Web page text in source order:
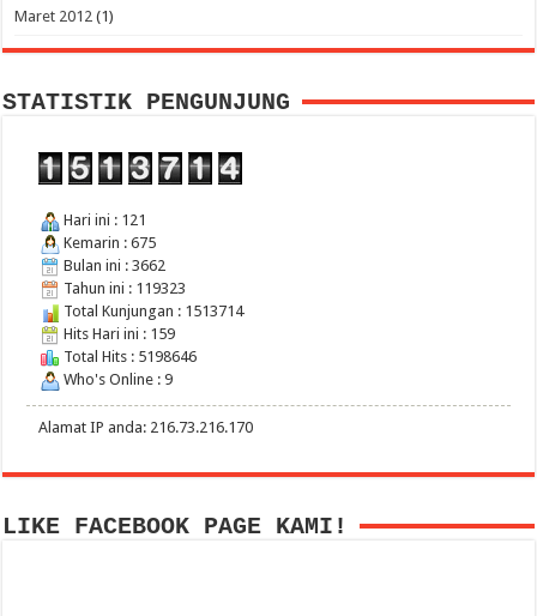
Maret 2012 (1)
STATISTIK PENGUNJUNG
Hari ini : 121
Kemarin : 675
Bulan ini : 3662
Tahun ini : 119323
Total Kunjungan : 1513714
Hits Hari ini : 159
Total Hits : 5198646
Who's Online : 9
Alamat IP anda: 216.73.216.170
LIKE FACEBOOK PAGE KAMI!